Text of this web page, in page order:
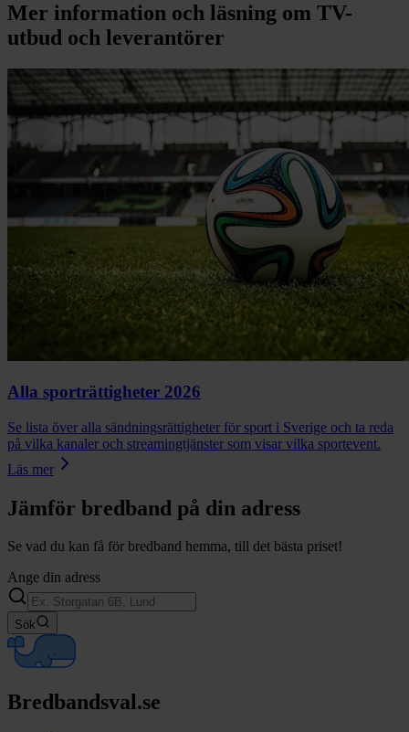
Mer information och läsning om TV-
utbud och leverantörer
Alla sporträttigheter 2026
Se lista över alla sändningsrättigheter för sport i Sverige och ta reda
på vilka kanaler och streamingtjänster som visar vilka sportevent.
Läs mer
Jämför bredband på din adress
Se vad du kan få för bredband hemma, till det bästa priset!
Ange din adress
Sök
Bredbandsval.se